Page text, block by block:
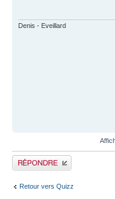
Denis - Eveillard
Publier une réponse
Retour vers Quizz